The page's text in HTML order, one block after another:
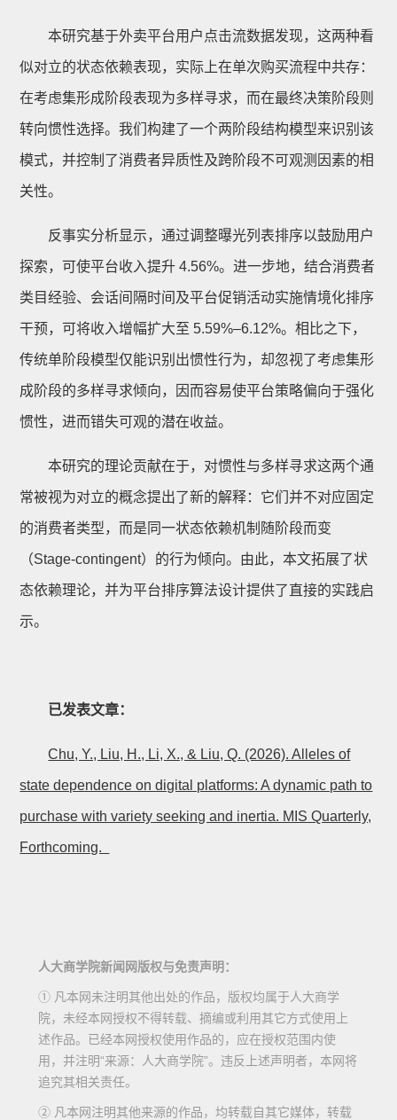
本研究基于外卖平台用户点击流数据发现，这两种看
似对立的状态依赖表现，实际上在单次购买流程中共存：
在考虑集形成阶段表现为多样寻求，而在最终决策阶段则
转向惯性选择。我们构建了一个两阶段结构模型来识别该
模式，并控制了消费者异质性及跨阶段不可观测因素的相
关性。
反事实分析显示，通过调整曝光列表排序以鼓励用户
探索，可使平台收入提升 4.56%。进一步地，结合消费者
类目经验、会话间隔时间及平台促销活动实施情境化排序
干预，可将收入增幅扩大至 5.59%–6.12%。相比之下，
传统单阶段模型仅能识别出惯性行为，却忽视了考虑集形
成阶段的多样寻求倾向，因而容易使平台策略偏向于强化
惯性，进而错失可观的潜在收益。
本研究的理论贡献在于，对惯性与多样寻求这两个通
常被视为对立的概念提出了新的解释：它们并不对应固定
的消费者类型，而是同一状态依赖机制随阶段而变
（Stage-contingent）的行为倾向。由此，本文拓展了状
态依赖理论，并为平台排序算法设计提供了直接的实践启
示。
已发表文章：
Chu, Y., Liu, H., Li, X., & Liu, Q. (2026). Alleles of
state dependence on digital platforms: A dynamic path to
purchase with variety seeking and inertia. MIS Quarterly,
Forthcoming.
人大商学院新闻网版权与免责声明：
① 凡本网未注明其他出处的作品，版权均属于人大商学
院，未经本网授权不得转载、摘编或利用其它方式使用上
述作品。已经本网授权使用作品的，应在授权范围内使
用，并注明“来源：人大商学院”。违反上述声明者，本网将
追究其相关责任。
② 凡本网注明其他来源的作品，均转载自其它媒体，转载